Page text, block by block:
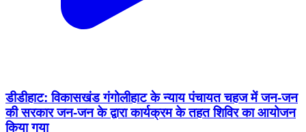
डीडीहाट: विकासखंड गंगोलीहाट के न्याय पंचायत चहज में जन-जन
की सरकार जन-जन के द्वारा कार्यक्रम के तहत शिविर का आयोजन
किया गया